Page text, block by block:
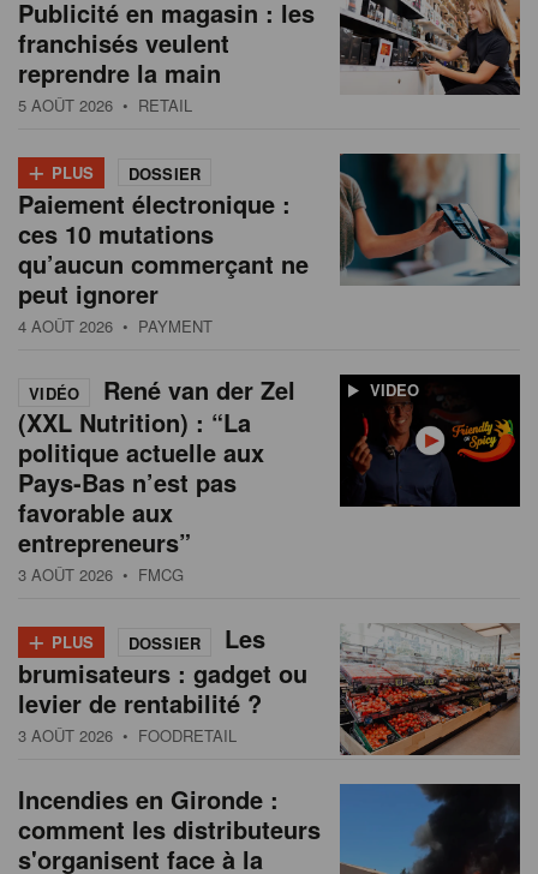
Publicité en magasin : les
franchisés veulent
reprendre la main
5 AOÛT 2026 • RETAIL
+ PLUS DOSSIER
Paiement électronique :
ces 10 mutations
qu’aucun commerçant ne
peut ignorer
4 AOÛT 2026 • PAYMENT
VIDEO
VIDÉO
René van der Zel
(XXL Nutrition) : “La
politique actuelle aux
Pays-Bas n’est pas
favorable aux
entrepreneurs”
3 AOÛT 2026 • FMCG
+ PLUS DOSSIER
Les
brumisateurs : gadget ou
levier de rentabilité ?
3 AOÛT 2026 • FOODRETAIL
Incendies en Gironde :
comment les distributeurs
s'organisent face à la